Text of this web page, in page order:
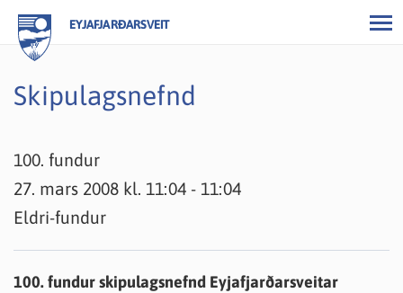
EYJAFJARÐARSVEIT
Skipulagsnefnd
100. fundur
27. mars 2008 kl. 11:04 - 11:04
Eldri-fundur
100. fundur skipulagsnefnd Eyjafjarðarsveitar